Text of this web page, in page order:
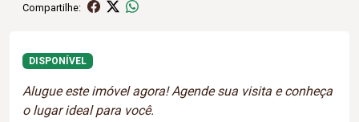
Compartilhe:
DISPONÍVEL
Alugue este imóvel agora! Agende sua visita e conheça
o lugar ideal para você.